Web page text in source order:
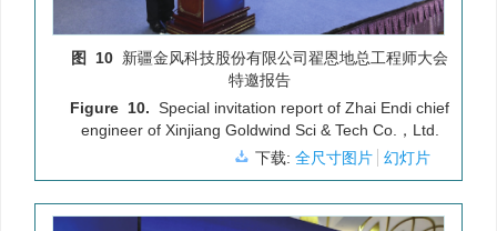
图 10 新疆金风科技股份有限公司翟恩地总工程师大会
特邀报告
Figure 10. Special invitation report of Zhai Endi chief
engineer of Xinjiang Goldwind Sci & Tech Co.，Ltd.
下载: 全尺寸图片 幻灯片